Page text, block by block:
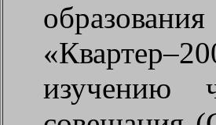
изучению